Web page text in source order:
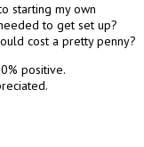
starting my own
to get set up?
cost a pretty penny?
positive.